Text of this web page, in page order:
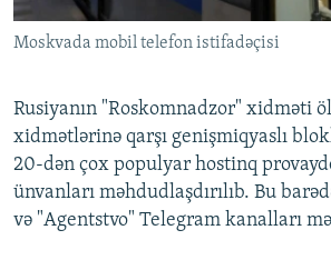
Moskvada mobil telefon istifadəçisi
Rusiyanın "Roskomnadzor" xidməti
xidmətlərinə qarşı genişmiqyaslı
20-dən çox populyar hostinq
ünvanları məhdudlaşdırılıb. Bu
və "Agentstvo" Telegram kanalları